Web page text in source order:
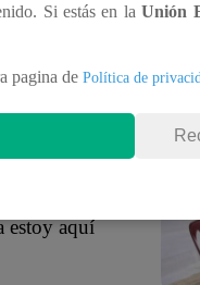
en su
estoy aquí
Si estás en laUnión
pagina de Política de